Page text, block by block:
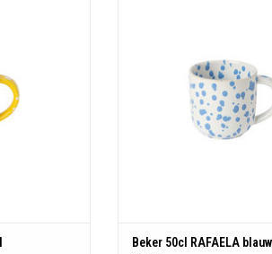
Beker 50cl RAFAELA blauw